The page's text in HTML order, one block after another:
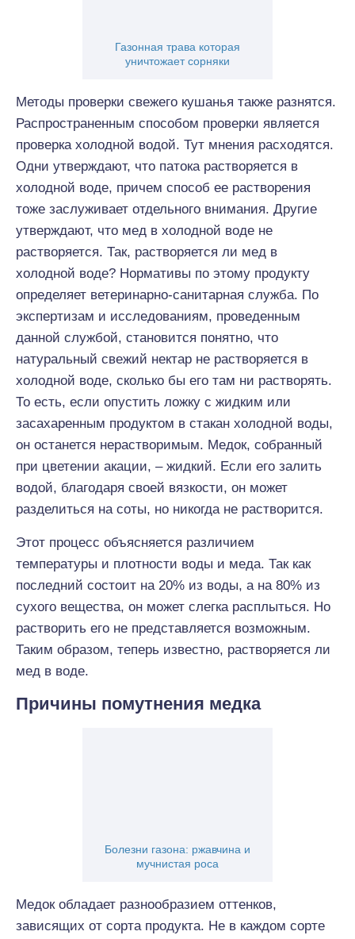
Газонная трава которая
уничтожает сорняки
Методы проверки свежего кушанья также разнятся.
Распространенным способом проверки является
проверка холодной водой. Тут мнения расходятся.
Одни утверждают, что патока растворяется в
холодной воде, причем способ ее растворения
тоже заслуживает отдельного внимания. Другие
утверждают, что мед в холодной воде не
растворяется. Так, растворяется ли мед в
холодной воде? Нормативы по этому продукту
определяет ветеринарно-санитарная служба. По
экспертизам и исследованиям, проведенным
данной службой, становится понятно, что
натуральный свежий нектар не растворяется в
холодной воде, сколько бы его там ни растворять.
То есть, если опустить ложку с жидким или
засахаренным продуктом в стакан холодной воды,
он останется нерастворимым. Медок, собранный
при цветении акации, – жидкий. Если его залить
водой, благодаря своей вязкости, он может
разделиться на соты, но никогда не растворится.
Этот процесс объясняется различием
температуры и плотности воды и меда. Так как
последний состоит на 20% из воды, а на 80% из
сухого вещества, он может слегка расплыться. Но
растворить его не представляется возможным.
Таким образом, теперь известно, растворяется ли
мед в воде.
Причины помутнения медка
Болезни газона: ржавчина и
мучнистая роса
Медок обладает разнообразием оттенков,
зависящих от сорта продукта. Не в каждом сорте